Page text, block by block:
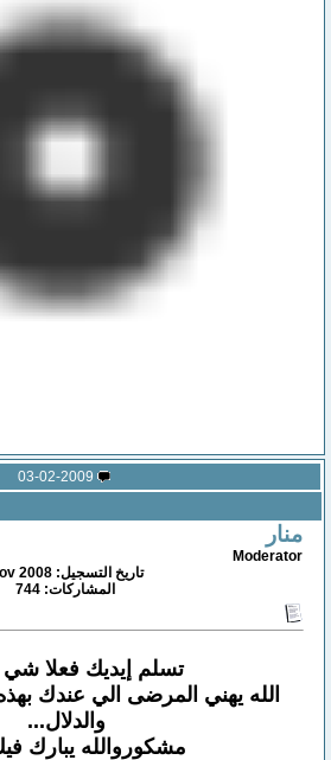
03-02-2009
منار
Moderator
تاريخ التسجيل: Nov 2008
المشاركات: 744
تسلم إيديك فعلا شي
الله يهني المرضى الي عندك بهذه
والدلال...
مشكوروالله يبارك